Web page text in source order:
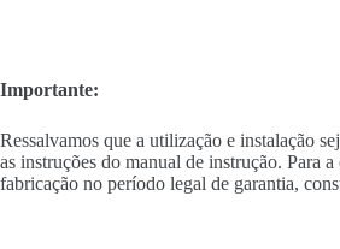
Importante:
Ressalvamos que a utilização e instalação
as instruções do manual de instrução. Para
fabricação no período legal de garantia,